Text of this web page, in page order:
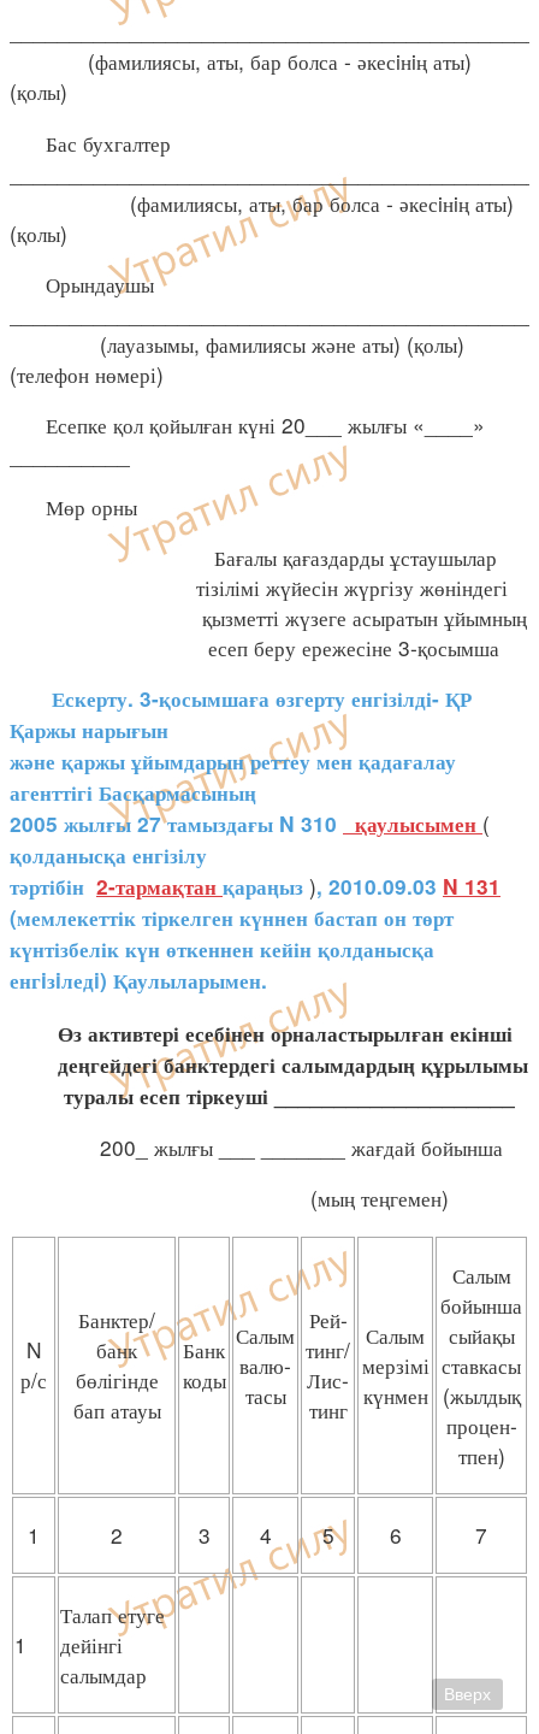
(фамилиясы, аты, бар болса - әкесiнiң аты)
(қолы)
Бас бухгалтер
(фамилиясы, аты, бар болса - әкесiнiң аты)
(қолы)
Орындаушы
(лауазымы, фамилиясы және аты) (қолы)
(телефон нөмері)
Есепке қол қойылған күні 20___ жылғы «____»
Мөр орны
Бағалы қағаздарды ұстаушылар
тізілімі жүйесін жүргізу жөніндегі
қызметті жүзеге асыратын ұйымның
есеп беру ережесіне 3-қосымша
Ескерту. 3-қосымшаға өзгерту енгізілді- ҚР
Қаржы нарығын
және қаржы ұйымдарын реттеу мен қадағалау
агенттігі Басқармасының
2005 жылғы 27 тамыздағы N 310
қаулысымен (
қолданысқа енгізілу
тәртібін 2-тармақтан қараңыз ), 2010.09.03 N 131
(мемлекеттік тіркелген күннен бастап он төрт
күнтізбелік күн өткеннен кейін қолданысқа
енгiзiледi) Қаулыларымен.
Өз активтері есебінен орналастырылған екінші
деңгейдегі банктердегі салымдардың құрылымы
туралы есеп тіркеуші ____________________
200_ жылғы ___ _______ жағдай бойынша
(мың теңгемен)
N
р/с
Банктер/
банк
бөлігінде
бап атауы
Банк
коды
Салым
валю-
тасы
Рей-
тинг/
Лис-
тинг
Салым
мерзімі
күнмен
Салым
бойынша
сыйақы
ставкасы
(жылдық
процен-
тпен)
1 2 3 4 5 6 7
1
Талап етуге
дейінгі
салымдар
Вверх